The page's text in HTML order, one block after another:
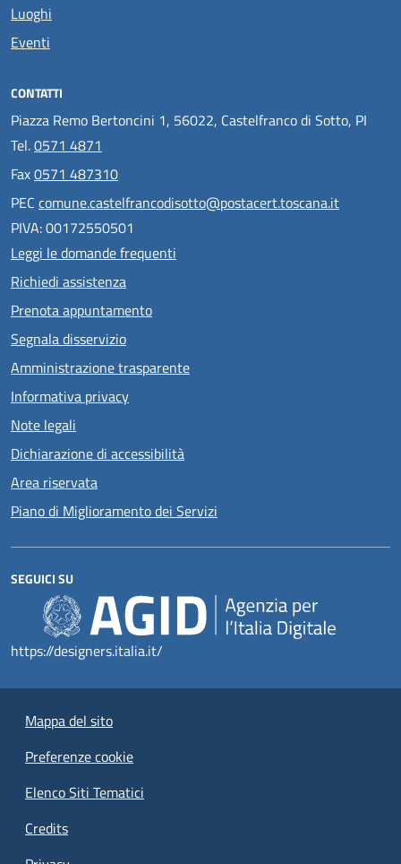
Luoghi
Eventi
CONTATTI
Piazza Remo Bertoncini 1, 56022, Castelfranco di Sotto, PI
Tel.0571 4871
Fax0571 487310
PEC comune.castelfrancodisotto@postacert.toscana.it
PIVA: 00172550501
Leggi le domande frequenti
Richiedi assistenza
Prenota appuntamento
Segnala disservizio
Amministrazione trasparente
Informativa privacy
Note legali
Dichiarazione di accessibilità
Area riservata
Piano di Miglioramento dei Servizi
SEGUICI SU
https://designers.italia.it/
Mappa del sito
Preferenze cookie
Elenco Siti Tematici
Credits